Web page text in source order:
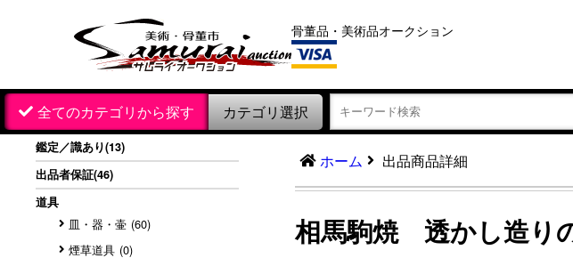
骨董品・美術品オークション
全てのカテゴリから探す カテゴリ選択
鑑定／識あり(13)
出品者保証(46)
道具
皿・器・壷 (60)
煙草道具 (0)
ホーム 出品商品詳細
相馬駒焼 透かし造り